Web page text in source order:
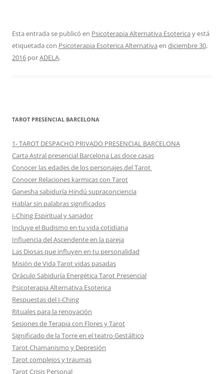
Esta entrada se publicó en Psicoterapia Alternativa Esoterica y está
etiquetada con Psicoterapia Esoterica Alternativa en diciembre 30,
2016 porADELA.
TAROT PRESENCIAL BARCELONA
1- TAROT DESPACHO PRIVADO PRESENCIAL BARCELONA
Carta Astral presencial Barcelona Las doce casas
Conocer las edades de los personajes del Tarot
Conocer Relaciones karmicas con Tarot
Ganesha sabiduría Hindú supraconciencia
Hablar sin palabras significados
I-Ching Espiritual y sanador
Incluye el Budismo en tu vida cotidiana
Influencia del Ascendente en la pareja
Las Diosas que influyen en tu personalidad
Misión de Vida Tarot vidas pasadas
Oráculo Sabiduría Energética Tarot Presencial
Psicoterapia Alternativa Esoterica
Respuestas del I-Ching
Rituales para la renovación
Sesiones de Terapia con Flores y Tarot
Significado de la Torre en el teatro Gestáltico
Tarot Chamanismo y Depresión
Tarot complejos y traumas
Tarot Crisis Personal